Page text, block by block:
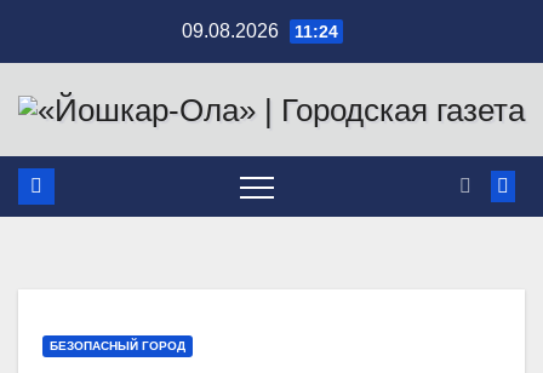
содержимому
09.08.2026 11:24
БЕЗОПАСНЫЙ ГОРОД